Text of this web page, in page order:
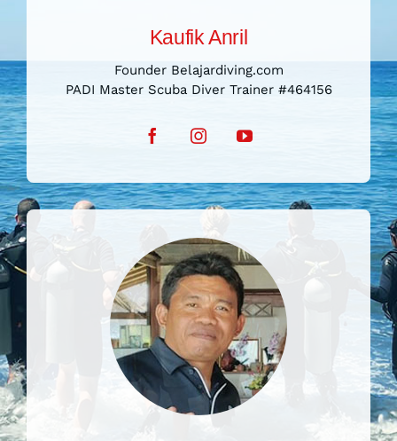
Founder Belajardiving.com
PADI Master Scuba Diver Trainer #464156